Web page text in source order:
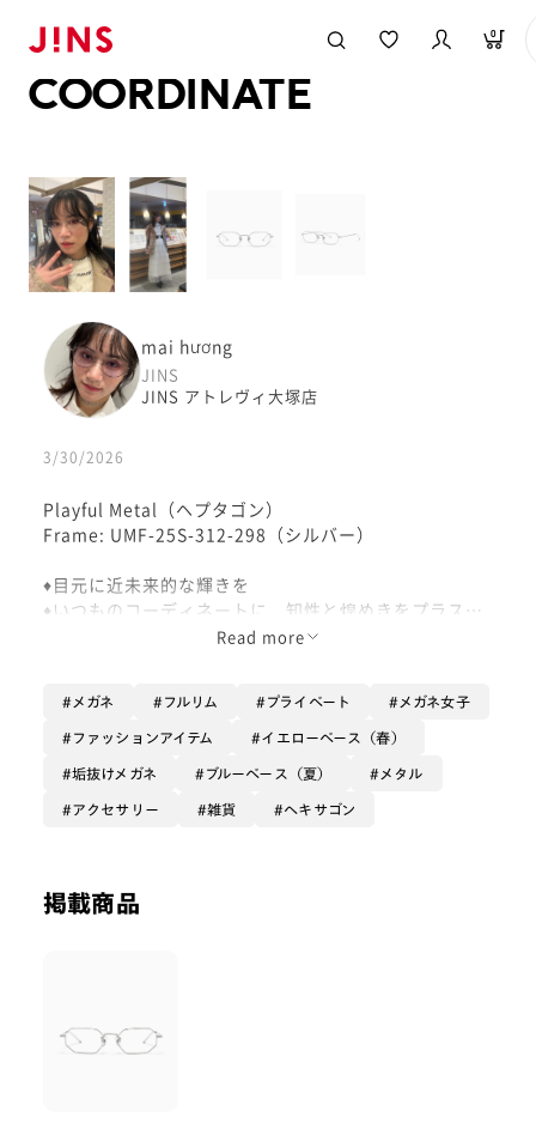
0
COORDINATE
mai hương
JINS
JINS アトレヴィ大塚店
3/30/2026
Playful Metal（ヘプタゴン）
Frame: UMF-25S-312-298（シルバー）
♦︎目元に近未来的な輝きを
♦︎いつものコーディネートに、知性と煌めきをプラス
こか近未来的な印象を演出。
まるで宝石をさりげなく身につけているかのように、シ
ンプルでありながら洗練された目元に仕上げてくれま
す。
❤︎【面長×イエベ春夏が選ぶフレーム】
面長の私は、中途半端なサイズ感よりも「思い切って華
奢」か「しっかり大きめ」の二択。
普段のお洋服に少しボリューム感がある方でもすっと馴
染み、
Read more
メガネ フルリム プライベート メガネ女子
ファッションアイテム イエローベース（春）
垢抜けメガネ ブルーベース（夏） メタル
アクセサリー 雑貨 ヘキサゴン
掲載商品